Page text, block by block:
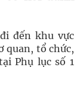
đến khu vực
quan, tổ chức,
Phụ lục số 1